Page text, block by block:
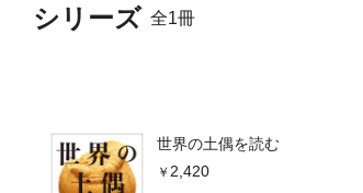
シリーズ 全1冊
世界の土偶を読む
2,420